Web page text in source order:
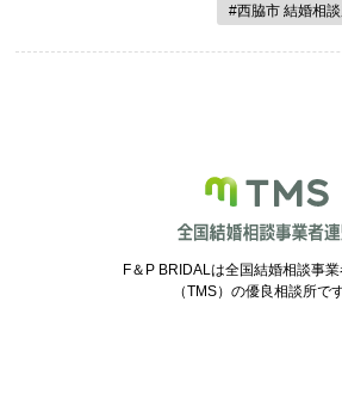
#西脇市 結婚相
F＆P BRIDALは全国結婚相談事
（TMS）の優良相談所です